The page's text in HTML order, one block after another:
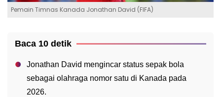
Pemain Timnas Kanada Jonathan David (FIFA)
Baca 10 detik
Jonathan David mengincar status sepak bola
sebagai olahraga nomor satu di Kanada pada
2026.